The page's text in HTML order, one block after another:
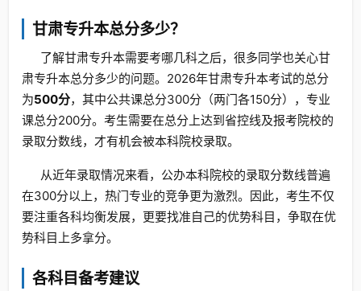
甘肃专升本总分多少？
了解甘肃专升本需要考哪几科之后，很多同学也关心甘
肃专升本总分多少的问题。2026年甘肃专升本考试的总分
为500分，其中公共课总分300分（两门各150分），专业
课总分200分。考生需要在总分上达到省控线及报考院校的
录取分数线，才有机会被本科院校录取。
从近年录取情况来看，公办本科院校的录取分数线普遍
在300分以上，热门专业的竞争更为激烈。因此，考生不仅
要注重各科均衡发展，更要找准自己的优势科目，争取在优
势科目上多拿分。
各科目备考建议